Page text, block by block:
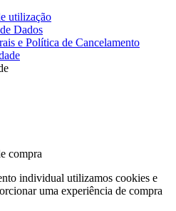
utilização
Dados
e Política de Cancelamento
compra
individual utilizamos cookies e
uma experiência de compra